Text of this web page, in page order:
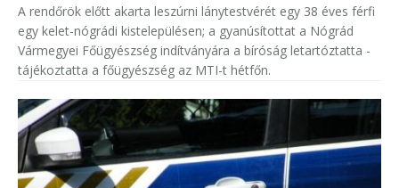
A rendőrök előtt akarta leszúrni lánytestvérét egy 38 éves férfi
egy kelet-nógrádi kistelepülésen; a gyanúsítottat a Nógrád
Vármegyei Főügyészség indítványára a bíróság letartóztatta -
tájékoztatta a főügyészség az MTI-t hétfőn.